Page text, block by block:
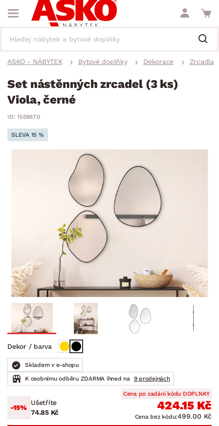
ASKO - NÁBYTEK Bytové doplňky Dekorace Zrcadla
Set nástěnných zrcadel (3 ks)
Viola, černé
ID: 155967.0
SLEVA 15 %
Dekor / barva
Skladem v e-shopu
K osobnímu odběru ZDARMA ihned na
9 prodejnách
-15%
Ušetříte
74.85 Kč
Cena po zadání kódu DOPLNKY
424.15 Kč
Cena bez kódu:499.00 Kč